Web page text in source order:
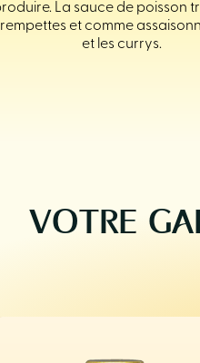
La sauce de poisson
et comme
et les currys.
VOTRE